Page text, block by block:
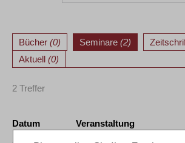
Bücher (0) Seminare (2)
Aktuell (0)
2 Treffer
Datum Veranstaltung